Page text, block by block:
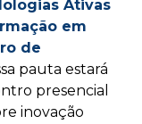
Ativas
em
de
pauta estará
presencial
inovação